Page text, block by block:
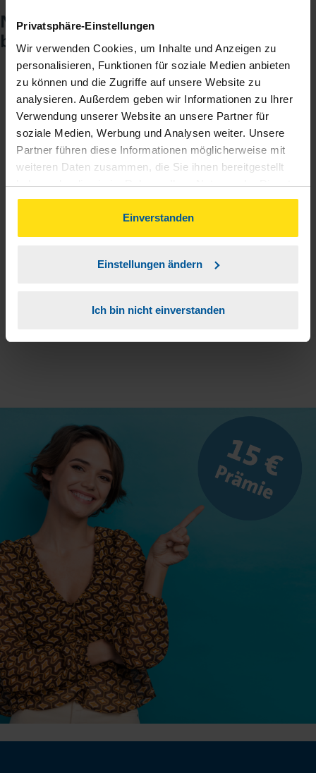
Privatsphäre-Einstellungen
Wir verwenden Cookies, um Inhalte und Anzeigen zu
personalisieren, Funktionen für soziale Medien anbieten
zu können und die Zugriffe auf unsere Website zu
analysieren. Außerdem geben wir Informationen zu Ihrer
Verwendung unserer Website an unsere Partner für
soziale Medien, Werbung und Analysen weiter. Unsere
Partner führen diese Informationen möglicherweise mit
weiteren Daten zusammen, die Sie ihnen bereitgestellt
haben oder die sie im Rahmen Ihrer Nutzung der Dienste
gesammelt haben. Indem Sie auf Einverstanden klicken,
können Sie der Verwendung von Cookies, gemäß
unserer➔ Datenschutzrichtliniezustimmen.
Einverstanden
Einstellungen ändern
Ich bin nicht einverstanden
Noch keinen Zugang? So einfach
beantragen Sie ihn.
1
Sie teilen mir mit, dass Sie MeineVLH nutzen
wollen.
2 Sie bekommen eine E-Mail mit Ihren Zugangsdaten
und einem Aktivierungslink.
Sie erhalten von mir Ihr Einmal-Passwort.
eingeben und los geht's.